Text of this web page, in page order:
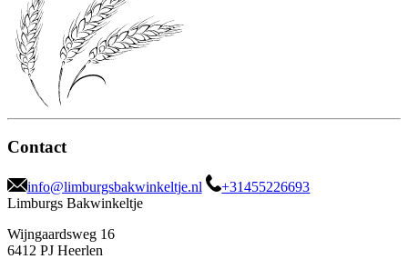
Contact
info@limburgsbakwinkeltje.nl
+31455226693
Limburgs Bakwinkeltje
Wijngaardsweg 16
6412 PJ Heerlen